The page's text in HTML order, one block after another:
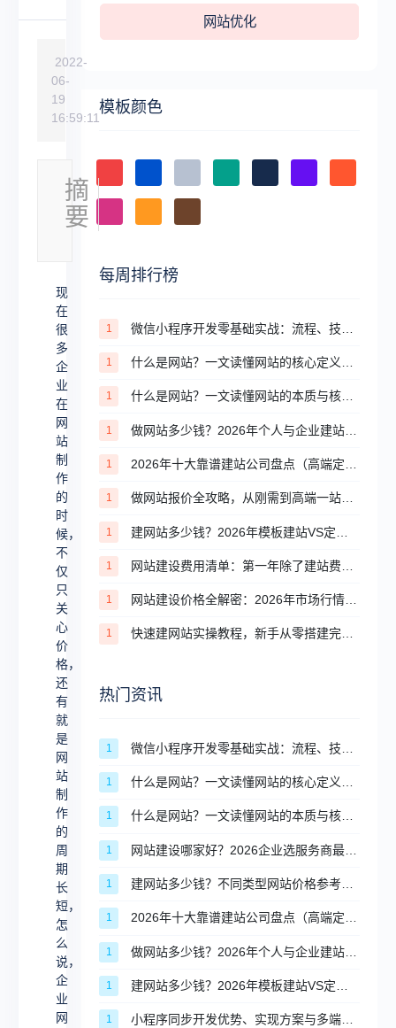
网站优化
模板颜色
每周排行榜
1
1
1 什么是网站？一文读懂网站的本质与核心价值
1
1
1 做网站报价全攻略，从刚需到高端一站式报价参考
1
1
1
1 快速建网站实操教程，新手从零搭建完整网站步骤
热门资讯
1
1
1 什么是网站？一文读懂网站的本质与核心价值
1
1
1 2026年十大靠谱建站公司盘点（高端定制篇）
1
1
1 小程序同步开发优势、实现方案与多端适配实操
2022-
06-
19
16:59:11
摘
要
现
多
业
在
网
站
作
时
候，
仅
关
价
有
是
制
的
期
现
在
很
多
企
业
在
网
站
制
作
的
时
候，
不
仅
只
关
心
价
格，
还
有
就
是
网
站
制
作
的
周
期
长
短，
怎
么
说，
企
业
网